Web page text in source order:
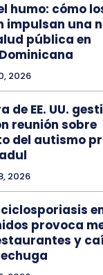
humo: cómo
impulsan una
pública en
2026
de EE. UU.
reunión sobre
del autismo
2026
provoca
y